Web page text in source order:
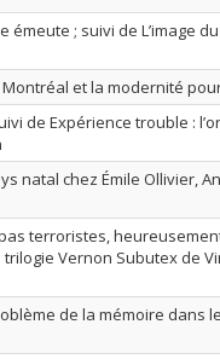
émeute ; suivi de L’image
et la modernité
de Expérience trouble :
natal chez Émile Ollivier,
terroristes,
Vernon Subutex de
de la mémoire dans